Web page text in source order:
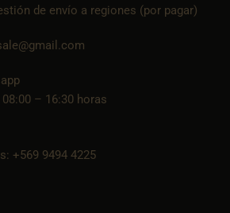
de envío a regiones (por pagar)
– 16:30 horas
+569 9494 4225